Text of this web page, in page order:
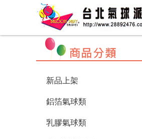
新品上架
鋁箔氣球類
乳膠氣球類